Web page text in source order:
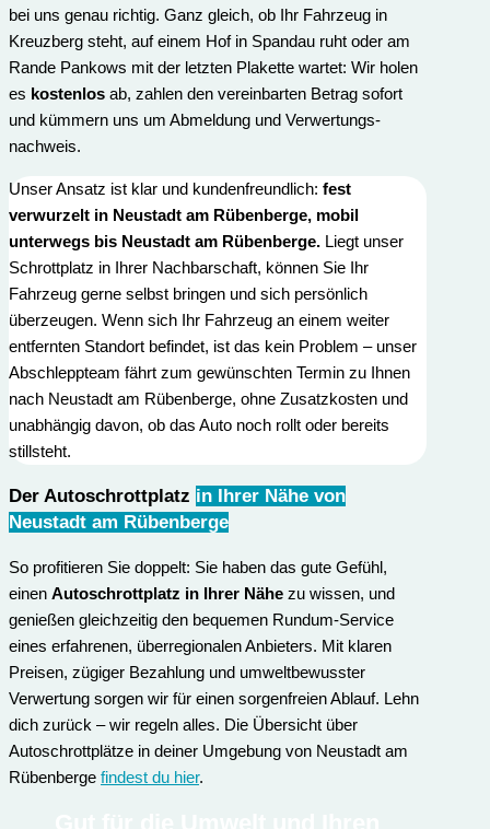
bei uns genau richtig. Ganz gleich, ob Ihr Fahrzeug in
Kreuzberg steht, auf einem Hof in Spandau ruht oder am
Rande Pankows mit der letzten Plakette wartet: Wir holen
es kostenlos ab, zahlen den vereinbarten Betrag sofort
und kümmern uns um Abmeldung und Verwertungs­
nachweis.
Unser Ansatz ist klar und kundenfreundlich: fest
verwurzelt in Neustadt am Rübenberge, mobil
unterwegs bis Neustadt am Rübenberge. Liegt unser
Schrottplatz in Ihrer Nachbarschaft, können Sie Ihr
Fahrzeug gerne selbst bringen und sich persönlich
überzeugen. Wenn sich Ihr Fahrzeug an einem weiter
entfernten Standort befindet, ist das kein Problem – unser
Abschleppteam fährt zum gewünschten Termin zu Ihnen
nach Neustadt am Rübenberge, ohne Zusatzkosten und
unabhängig davon, ob das Auto noch rollt oder bereits
stillsteht.
Der Autoschrottplatz in Ihrer Nähe von
Neustadt am Rübenberge
So profitieren Sie doppelt: Sie haben das gute Gefühl,
einen Autoschrottplatz in Ihrer Nähe zu wissen, und
genießen gleichzeitig den bequemen Rundum-Service
eines erfahrenen, überregionalen Anbieters. Mit klaren
Preisen, zügiger Bezahlung und umweltbewusster
Verwertung sorgen wir für einen sorgenfreien Ablauf. Lehn
dich zurück – wir regeln alles. Die Übersicht über
Autoschrottplätze in deiner Umgebung von Neustadt am
Rübenberge findest du hier.